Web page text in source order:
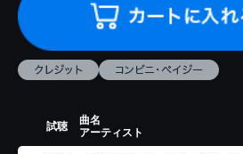
試聴
曲名
アーティスト